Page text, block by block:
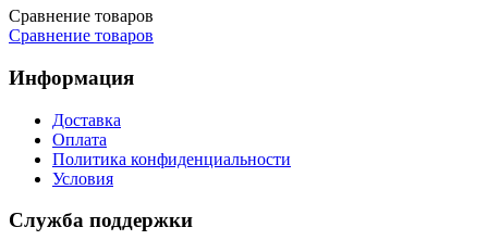
Сравнение товаров
Сравнение товаров
Информация
Доставка
Оплата
Политика конфиденциальности
Условия
Служба поддержки